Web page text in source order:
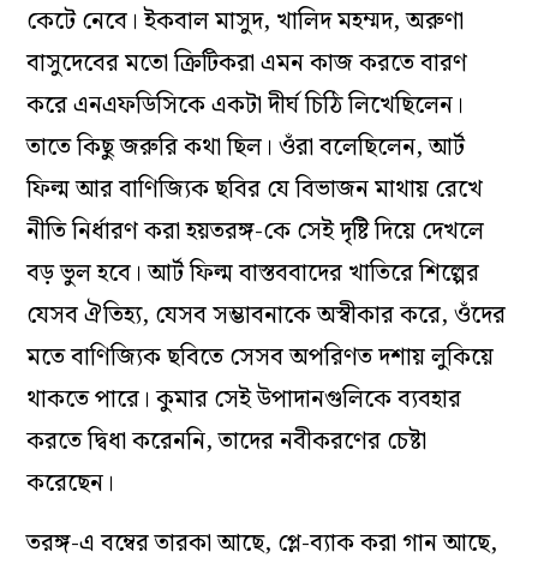
কেটে নেবে। ইকবাল মাসুদ, খালিদ মহম্মদ, অরুণা
বাসুদেবের মতো ক্রিটিকরা এমন কাজ করতে বারণ
করে এনএফডিসিকে একটা দীর্ঘ চিঠি লিখেছিলেন।
তাতে কিছু জরুরি কথা ছিল। ওঁরা বলেছিলেন, আর্ট
ফিল্ম আর বাণিজ্যিক ছবির যে বিভাজন মাথায় রেখে
নীতি নির্ধারণ করা হয়তরঙ্গ-কে সেই দৃষ্টি দিয়ে দেখলে
বড় ভুল হবে। আর্ট ফিল্ম বাস্তববাদের খাতিরে শিল্পের
যেসব ঐতিহ্য, যেসব সম্ভাবনাকে অস্বীকার করে, ওঁদের
মতে বাণিজ্যিক ছবিতে সেসব অপরিণত দশায় লুকিয়ে
থাকতে পারে। কুমার সেই উপাদানগুলিকে ব্যবহার
করতে দ্বিধা করেননি, তাদের নবীকরণের চেষ্টা
করেছেন।
তরঙ্গ-এ বম্বের তারকা আছে, প্লে-ব্যাক করা গান আছে,